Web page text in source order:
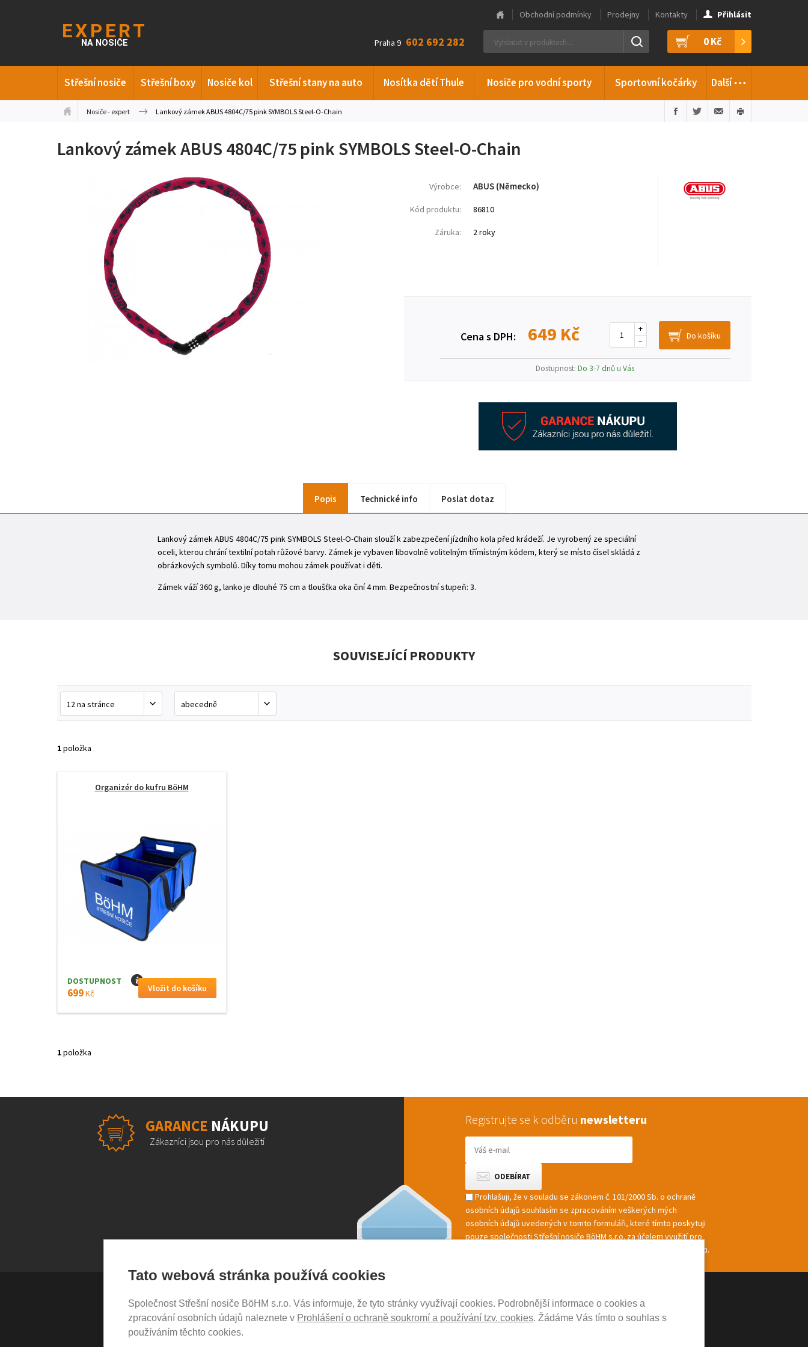
Tato webová stránka používá cookies
Společnost Střešní nosiče BöHM s.r.o. Vás informuje, že tyto stránky využívají cookies. Podrobnější informace o cookies a
zpracování osobních údajů naleznete v Prohlášení o ochraně soukromí a používání tzv. cookies. Žádáme Vás tímto o souhlas s
používáním těchto cookies.
0 Kč
Praha 9 602 692 282
Střešní nosiče Střešní boxy Nosiče kol Střešní stany na auto Nosítka dětí Thule Nosiče pro vodní sporty Sportovní kočárky Další…
Obchodní podmínky Prodejny Kontakty Přihlásit
Nosiče - expert Lankový zámek ABUS 4804C/75 pink SYMBOLS Steel-O-Chain
Lankový zámek ABUS 4804C/75 pink SYMBOLS Steel-O-Chain
Výrobce: ABUS (Německo)
Kód produktu: 86810
Záruka: 2 roky
Cena s DPH: 649 Kč –
+
Dostupnost:Do 3-7 dnů u Vás
Popis Technické info Poslat dotaz
Lankový zámek ABUS 4804C/75 pink SYMBOLS Steel-O-Chain slouží k zabezpečení jízdního kola před krádeží. Je vyrobený ze speciální
oceli, kterou chrání textilní potah růžové barvy. Zámek je vybaven libovolně volitelným třímístným kódem, který se místo čísel skládá z
obrázkových symbolů. Díky tomu mohou zámek používat i děti.
Zámek váží 360 g, lanko je dlouhé 75 cm a tloušťka oka činí 4 mm. Bezpečnostní stupeň: 3.
SOUVISEJÍCÍ PRODUKTY
1položka
Organizér do kufru BöHM
DOSTUPNOST I
699Kč
1položka
GARANCE NÁKUPU
Zákazníci jsou pro nás důležití
Registrujte se k odběru newsletteru
Prohlašuji, že v souladu se zákonem č. 101/2000 Sb. o ochraně
osobních údajů souhlasím se zpracováním veškerých mých
osobních údajů uvedených v tomto formuláři, které tímto poskytuji
pouze společnosti Střešní nosiče BöHM s.r.o. za účelem využití pro
marketingové zpracování a zasílání informací a nabídek společnosti.
VŠE O NÁKUPU
Garance nákupu
NOSICE-EXPERT.CZ